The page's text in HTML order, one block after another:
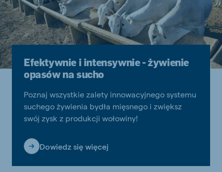
Efektywnie i intensywnie - żywienie
opasów na sucho
Poznaj wszystkie zalety innowacyjnego systemu
suchego żywienia bydła mięsnego i zwiększ
swój zysk z produkcji wołowiny!
Dowiedz się więcej